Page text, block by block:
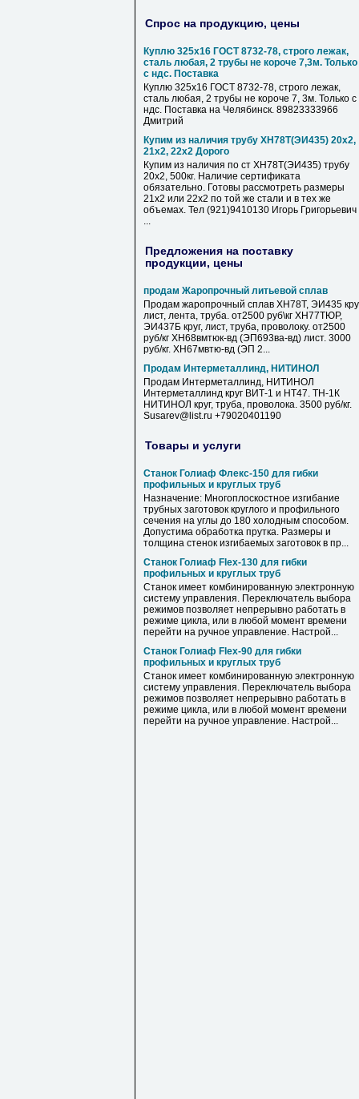
Спрос на продукцию, цены
Куплю 325х16 ГОСТ 8732-78, строго лежак,
сталь любая, 2 трубы не короче 7,3м. Только
с ндс. Поставка
Куплю 325х16 ГОСТ 8732-78, строго лежак,
сталь любая, 2 трубы не короче 7, 3м. Только с
ндс. Поставка на Челябинск. 89823333966
Дмитрий
Купим из наличия трубу ХН78Т(ЭИ435) 20х2,
21х2, 22х2 Дорого
Купим из наличия по ст ХН78Т(ЭИ435) трубу
20х2, 500кг. Наличие сертификата
обязательно. Готовы рассмотреть размеры
21х2 или 22х2 по той же стали и в тех же
объемах. Тел (921)9410130 Игорь Григорьевич
...
Предложения на поставку
продукции, цены
продам Жаропрочный литьевой сплав
Продам жаропрочный сплав ХН78Т, ЭИ435
лист, лента, труба. от2500 руб\кг ХН77ТЮР,
ЭИ437Б круг, лист, труба, проволоку. от2500
руб/кг ХН68вмтюк-вд (ЭП693ва-вд) лист. 3000
руб/кг. ХН67мвтю-вд (ЭП 2...
Продам Интерметаллинд, НИТИНОЛ
Продам Интерметаллинд, НИТИНОЛ
Интерметаллинд круг ВИТ-1 и НТ47. ТН-1К
НИТИНОЛ круг, труба, проволока. 3500 руб/кг.
Susarev@list.ru +79020401190
Товары и услуги
Станок Голиаф Флекс-150 для гибки
профильных и круглых труб
Назначение: Многоплоскостное изгибание
трубных заготовок круглого и профильного
сечения на углы до 180 холодным способом.
Допустима обработка прутка. Размеры и
толщина стенок изгибаемых заготовок в пр...
Станок Голиаф Flex-130 для гибки
профильных и круглых труб
Станок имеет комбинированную электронную
систему управления. Переключатель выбора
режимов позволяет непрерывно работать в
режиме цикла, или в любой момент времени
перейти на ручное управление. Настрой...
Станок Голиаф Flex-90 для гибки
профильных и круглых труб
Станок имеет комбинированную электронную
систему управления. Переключатель выбора
режимов позволяет непрерывно работать в
режиме цикла, или в любой момент времени
перейти на ручное управление. Настрой...